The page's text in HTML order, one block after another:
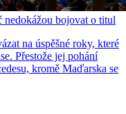
nedokážou bojovat o titul
na úspěšné roky, které
Přestože jej pohání
kromě Maďarska se